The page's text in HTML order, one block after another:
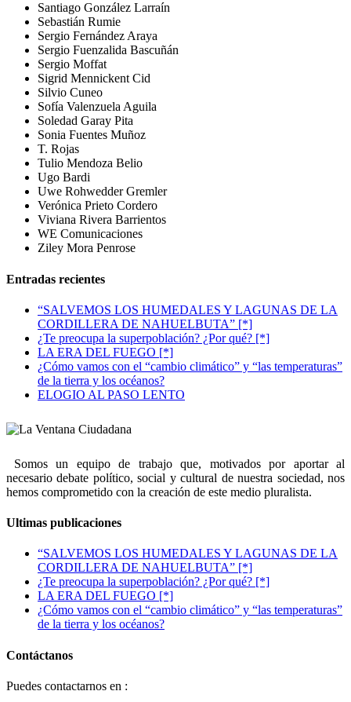
Santiago González Larraín
Sebastián Rumie
Sergio Fernández Araya
Sergio Fuenzalida Bascuñán
Sergio Moffat
Sigrid Mennickent Cid
Silvio Cuneo
Sofía Valenzuela Aguila
Soledad Garay Pita
Sonia Fuentes Muñoz
T. Rojas
Tulio Mendoza Belio
Ugo Bardi
Uwe Rohwedder Gremler
Verónica Prieto Cordero
Viviana Rivera Barrientos
WE Comunicaciones
Ziley Mora Penrose
Entradas recientes
“SALVEMOS LOS HUMEDALES Y LAGUNAS DE LA
CORDILLERA DE NAHUELBUTA” [*]
¿Te preocupa la superpoblación? ¿Por qué? [*]
LA ERA DEL FUEGO [*]
¿Cómo vamos con el “cambio climático” y “las temperaturas”
de la tierra y los océanos?
ELOGIO AL PASO LENTO
Somos un equipo de trabajo que, motivados por aportar al
necesario debate político, social y cultural de nuestra sociedad, nos
hemos comprometido con la creación de este medio pluralista.
Ultimas publicaciones
“SALVEMOS LOS HUMEDALES Y LAGUNAS DE LA
CORDILLERA DE NAHUELBUTA” [*]
¿Te preocupa la superpoblación? ¿Por qué? [*]
LA ERA DEL FUEGO [*]
¿Cómo vamos con el “cambio climático” y “las temperaturas”
de la tierra y los océanos?
Contáctanos
Puedes contactarnos en :